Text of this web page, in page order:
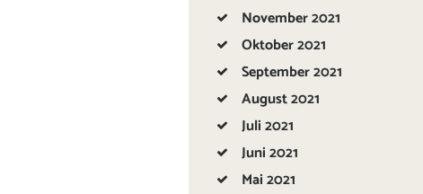
November2021
Oktober2021
September2021
August2021
Juli2021
Juni2021
Mai2021